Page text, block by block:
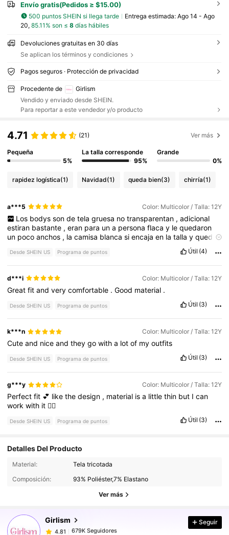
Envío gratis(Pedidos ≥ $15.00)
500 puntos SHEIN si llega tarde Entrega estimada: Ago 14 - Ago
20, 85.11% son ≤ 8días hábiles
Devoluciones gratuitas en 30 días
Se aplican los términos y condiciones
Pagos seguros · Protección de privacidad
Procedente de
Girlism
Vendido y enviado desde SHEIN.
Para reportar a este vendedor y/o producto
4.71 (21) Ver más
Pequeña
5%
La talla corresponde
95%
Grande
0%
rapidez logística(1) Navidad(1) queda bien(3) chirría(1)
a***5 Color: Multicolor / Talla: 12Y
Los bodys son de tela gruesa no transparentan , adicional
estiran bastante ,eran para una personaflacay lequedaron
un pocoanchos , lacamisa blancasiencajaen latallayqued ó
Desde SHEIN US Programa de puntos Útil (4)
d***i Color: Multicolor / Talla: 12Y
Greatfitandverycomfortable .Good material .
Desde SHEIN US Programa de puntos Útil (3)
k***n Color: Multicolor / Talla: 12Y
Cuteand niceandtheygowitha lotof myoutfits
Desde SHEIN US Programa de puntos Útil (3)
g***y Color: Multicolor / Talla: 12Y
Perfectfit 💕 likethedesign , material isa littlethin but Ican
workwith it 👌🏾
Desde SHEIN US Programa de puntos Útil (3)
Detalles Del Producto
Material:
Tela tricotada
Composición:
93% Poliéster,7% Elastano
Ver más
Girlism
679K Seguidores
679K Seguidores
4.81
679K Seguidores
Seguir